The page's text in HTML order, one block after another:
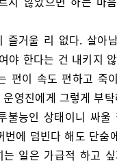
즐거울 리 없다. 살아
야 한다는 건 내키지
편이 속도 편하고 죽
영진에게 그렇게 부
불능인 상태이니 싸울
번에 덤빈다 해도 단숨
일은 가급적 하고